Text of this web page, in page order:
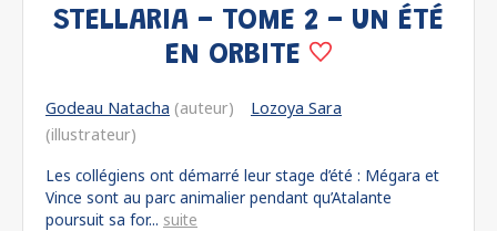
STELLARIA - TOME 2 - UN ÉTÉ
EN ORBITE
Godeau Natacha (auteur)
Lozoya Sara
(illustrateur)
Les collégiens ont démarré leur stage d’été : Mégara et
Vince sont au parc animalier pendant qu’Atalante
poursuit sa for... suite